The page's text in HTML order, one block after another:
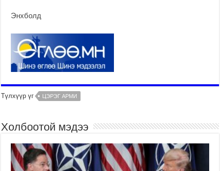
Энхболд
Түлхүүр үг ЦЭРЭГ АРМИ
Холбоотой мэдээ